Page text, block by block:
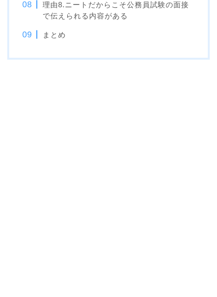
理由8.ニートだからこそ公務員試験の面接
で伝えられる内容がある
まとめ